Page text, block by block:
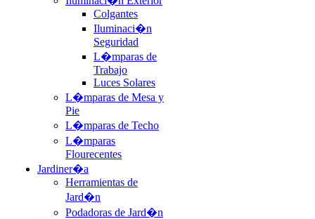
Colgantes
Iluminaci�n
Seguridad
L�mparas de
Trabajo
Luces Solares
L�mparas de Mesa y
Pie
L�mparas de Techo
L�mparas
Flourecentes
Jardiner�a
Herramientas de
Jard�n
Podadoras de Jard�n